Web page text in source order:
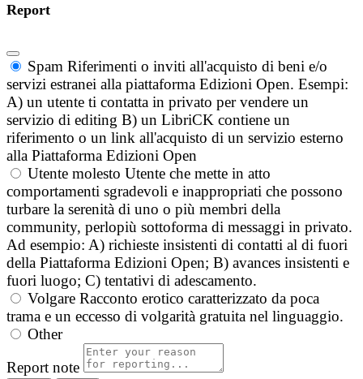
Report
Spam Riferimenti o inviti all'acquisto di beni e/o
servizi estranei alla piattaforma Edizioni Open. Esempi:
A) un utente ti contatta in privato per vendere un
servizio di editing B) un LibriCK contiene un
riferimento o un link all'acquisto di un servizio esterno
alla Piattaforma Edizioni Open
Utente molesto Utente che mette in atto
comportamenti sgradevoli e inappropriati che possono
turbare la serenità di uno o più membri della
community, perlopiù sottoforma di messaggi in privato.
Ad esempio: A) richieste insistenti di contatti al di fuori
della Piattaforma Edizioni Open; B) avances insistenti e
fuori luogo; C) tentativi di adescamento.
Volgare Racconto erotico caratterizzato da poca
trama e un eccesso di volgarità gratuita nel linguaggio.
Other
Report note